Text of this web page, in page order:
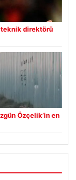
teknik direktörü
Özçelik’in en